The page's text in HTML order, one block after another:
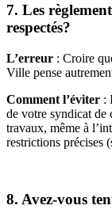
7. Les
respectés?
L’erreur : Croire
Ville pense
Comment l’éviter :
de votre syndicat de
travaux, même à
restrictions précises
8. Avez-vous